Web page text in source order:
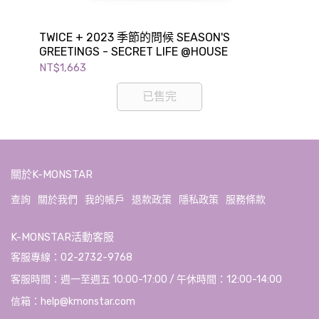
TWICE + 2023 季節的問候 SEASON'S
GREETINGS - SECRET LIFE @HOUSE
NT$1,663
已售完
關於K-MONSTAR
查詢 關於我們 我的帳戶 退款政策 隱私政策 服務條款
K-MONSTAR活動客服
客服專線：02-2732-9768
客服時間：週一至週五 10:00-17:00 / 午休時間：12:00-14:00
信箱：help@kmonstar.com